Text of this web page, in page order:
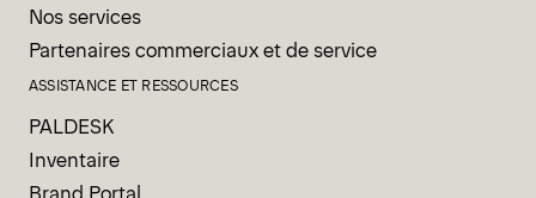
Nos services
Partenaires commerciaux et de service
ASSISTANCE ET RESSOURCES
PALDESK
Inventaire
Brand Portal